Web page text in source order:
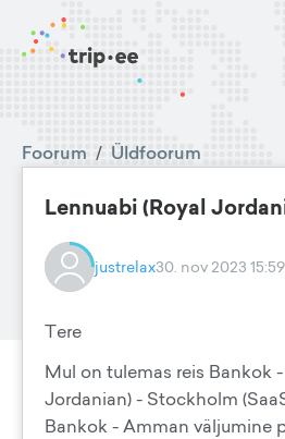
Foorum / Üldfoorum
Lennuabi (Royal
justrelax30. nov 2023 15:59
Tere
Mul on tulemas reis Bankok
Jordanian) - Stockholm
Bankok - Amman väljumine